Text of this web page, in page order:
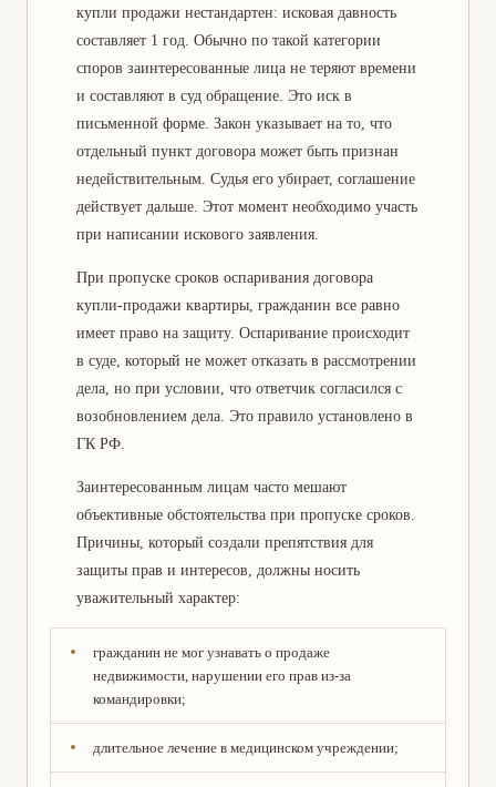
купли продажи нестандартен: исковая давность
составляет 1 год. Обычно по такой категории
споров заинтересованные лица не теряют времени
и составляют в суд обращение. Это иск в
письменной форме. Закон указывает на то, что
отдельный пункт договора может быть признан
недействительным. Судья его убирает, соглашение
действует дальше. Этот момент необходимо участь
при написании искового заявления.
При пропуске сроков оспаривания договора
купли-продажи квартиры, гражданин все равно
имеет право на защиту. Оспаривание происходит
в суде, который не может отказать в рассмотрении
дела, но при условии, что ответчик согласился с
возобновлением дела. Это правило установлено в
ГК РФ.
Заинтересованным лицам часто мешают
объективные обстоятельства при пропуске сроков.
Причины, который создали препятствия для
защиты прав и интересов, должны носить
уважительный характер:
гражданин не мог узнавать о продаже
недвижимости, нарушении его прав из-за
командировки;
длительное лечение в медицинском учреждении;